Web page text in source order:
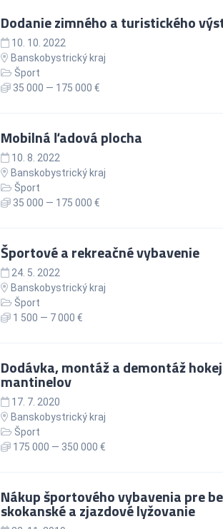
Dodanie zimného a turistického
10. 10. 2022
Banskobystrický kraj
Šport
35 000 — 175 000 €
Mobilná ľadová plocha
10. 8. 2022
Banskobystrický kraj
Šport
35 000 — 175 000 €
Športové a rekreačné vybavenie
24. 5. 2022
Banskobystrický kraj
Šport
1 500 — 7 000 €
Dodávka, montáž a demontáž
mantinelov
17. 7. 2020
Banskobystrický kraj
Šport
175 000 — 350 000 €
Nákup športového vybavenia pre
skokanské a zjazdové lyžovanie